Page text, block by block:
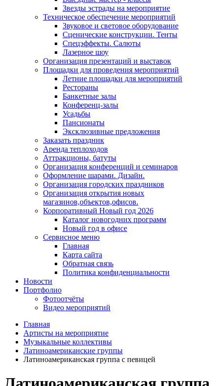
Звезды эстрады на мероприятие
Техническое обеспечение мероприятий
Звуковое и световое оборудование
Сценические конструкции. Тенты
Спецэффекты. Салюты
Лазерное шоу
Организация презентаций и выставок
Площадки для проведения мероприятий
Летние площадки для мероприятий
Рестораны
Банкетные залы
Конференц-залы
Усадьбы
Пансионаты
Эксклюзивные предложения
Заказать праздник
Аренда теплоходов
Аттракционы, батуты
Организация конференций и семинаров
Оформление шарами. Дизайн.
Организация городских праздников
Организация открытия новых
магазинов,объектов,офисов.
Корпоративный Новый год 2026
Каталог новогодних программ
Новый год в офисе
Сервисное меню
Главная
Карта сайта
Обратная связь
Политика конфиденциальности
Новости
Портфолио
Фотоотчёты
Видео мероприятий
Главная
Артисты на мероприятие
Музыкальные коллективы
Латиноамериканские группы
Латиноамериканская группа с певицей